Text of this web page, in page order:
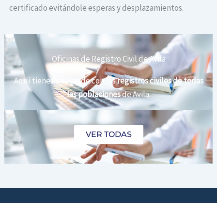
certificado evitándole esperas y desplazamientos.
Oficinas de Registro Civil de Avila
Aquí tienes un listado con losregistros civiles de todas
las poblacionesde Avila.
VER TODAS